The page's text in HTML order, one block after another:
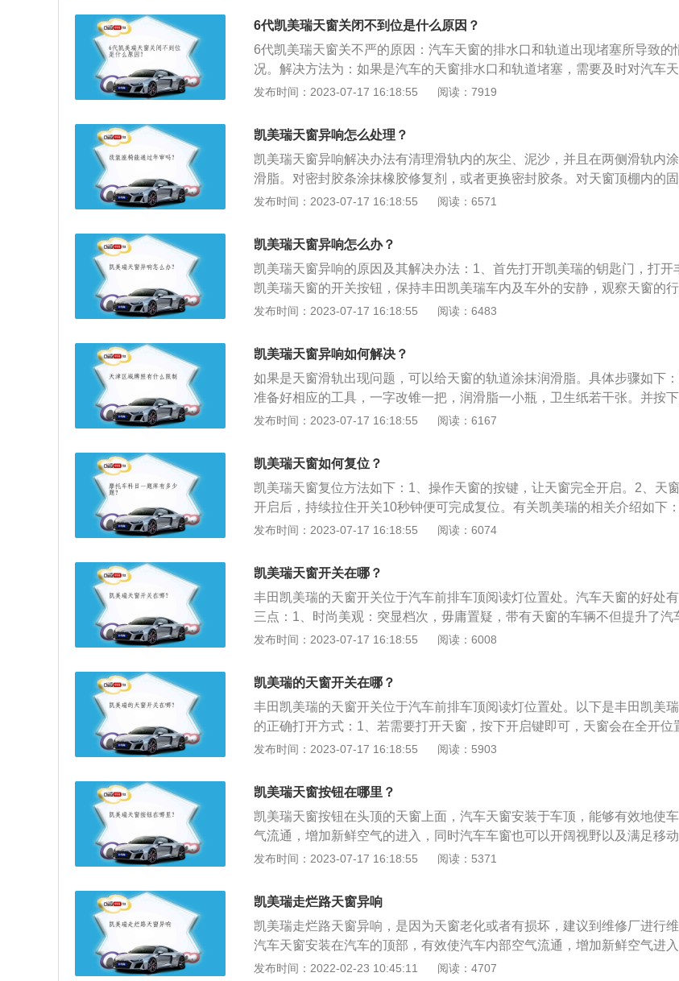
开，擦干边缘残留的水分。并且在洗车的过程中，避免用高压水枪将水柱直
准密封圈。这样不仅容易是密封圈在高压水柱的压力下变形而是车内进水，
在一定程度上损坏密封圈。
右两侧滑轨中涂抹。3、螺丝松动：螺丝松动会导致的顶棚异响和天窗异响
至存在天窗脱落隐患，拧紧天窗螺丝即可。
6代凯美瑞天窗关闭不到位是什么原因？
6代凯美瑞天窗关不严的原因：汽车天窗的排水口和轨道出现堵塞所导致的
况。解决方法为：如果是汽车的天窗排水口和轨道堵塞，需要及时对汽车
排水孔和轨道进行清理即可解决汽车天窗关不上的问题，如果还没有解决，
驶注意：当汽车驾驶在相当颠簸的道路上行驶时，尽量不要打开天窗，道路
可能会引起滑轨与天窗间的部件变形，甚至会损坏电机。2、冬天开窗注意
天温度较低，天窗容易结冰，密封条也可能会变硬，贸然打开天窗，电机
载过大而损坏，建议先打开暖风，等天窗上的冰溶化后进而打开，可以有
护天窗及电机。3、在洗车时注意：不要用高压水枪直接对准密封圈，密封
发布时间：2023-07-17 16:18:55 阅读：7919
凯美瑞天窗异响怎么处理？
凯美瑞天窗异响解决办法有清理滑轨内的灰尘、泥沙，并且在两侧滑轨内
滑脂。对密封胶条涂抹橡胶修复剂，或者更换密封胶条。对天窗顶棚内的
栓等相关部件进行紧固。凯美瑞汽车的介绍：1、车身尺寸方面：长是
是593升。2、动力方面：搭载了2.0L发动机，最大功率是131千瓦，最大功
速是每分钟6600转，最大扭矩是210牛米，最大扭矩转速是每分钟4400到
转。
发布时间：2023-07-17 16:18:55 阅读：6571
凯美瑞天窗异响怎么办？
凯美瑞天窗异响的原因及其解决办法：1、首先打开凯美瑞的钥匙门，打开
凯美瑞天窗的开关按钮，保持丰田凯美瑞车内及车外的安静，观察天窗的
迹，看看有没有明显的上下起伏，如果有，那么应该是部件老化，这种问题
聆听天窗的异响究竟出现在什么地方，在行驶到哪个地方时出现的异响，把
问题的地方找好。
发布时间：2023-07-17 16:18:55 阅读：6483
凯美瑞天窗异响如何解决？
如果是天窗滑轨出现问题，可以给天窗的轨道涂抹润滑脂。具体步骤如下：
准备好相应的工具，一字改锥一把，润滑脂一小瓶，卫生纸若干张。并按
开关按钮，将天窗打开。打开丰田凯美瑞的天窗，观察一下，会有很多的尘
一下是不是很轻松，没有那种紧致感，如果有，则需要在凹槽里涂上一些润
脂。2、用卫生纸将天窗左右的滑轨擦干净，由于长时间的使用，滑轨上难
有一些杂物颗粒，天窗在滑轨中行驶，就会与这些杂物摩擦，进而产生异
以一定要保持滑轨的洁净。打开润滑脂，在天窗的左右两侧滑轨中涂抹，注
之前检查好天窗异响的地方多涂抹一些，因为这里是摩擦最大的地方。3、
滑轨中，不要涂在外面，涂好之后，在天窗异响的地方再涂一次，保证这里
光滑。
发布时间：2023-07-17 16:18:55 阅读：6167
凯美瑞天窗如何复位？
凯美瑞天窗复位方法如下：1、操作天窗的按键，让天窗完全开启。2、天
开启后，持续拉住开关10秒钟便可完成复位。有关凯美瑞的相关介绍如下：
外观方面，凯美瑞拥有豪华版、运动版双造型设计，这两种设计风格均源自
Y型曲线。车内软性内饰表面及金属饰板均采用高级材料，在仪表装饰板和
3、配置方面，凯美瑞搭载了丰田最新的Toyota-Safety-Sense智行安全，包
S预碰撞安全系统、LDA车道偏离警示系统、AHB自动调节远光灯系统和
动态雷达巡航控制系统，提供更安全的驾驶辅助。
发布时间：2023-07-17 16:18:55 阅读：6074
凯美瑞天窗开关在哪？
丰田凯美瑞的天窗开关位于汽车前排车顶阅读灯位置处。汽车天窗的好处
三点：1、时尚美观：突显档次，毋庸置疑，带有天窗的车辆不但提升了汽
部环境的舒适性，也为车主带来惬意的生活享受。在使车辆更加时尚美观的
道，一旦车内人多或者有人吸烟时，车舱里的空气就会变得烟雾缭绕，浑浊
内的浑浊空气抽出去，有了天窗可以促进车内的空气流通，使有害气体更
发。3、降温节能：炎炎的夏日里，长时间在烈日下停靠的车辆，车舱内的
很容易达到60~70℃。面对车内的高温，打开天窗其实是比开空调降温更有
发布时间：2023-07-17 16:18:55 阅读：6008
凯美瑞的天窗开关在哪？
丰田凯美瑞的天窗开关位于汽车前排车顶阅读灯位置处。以下是丰田凯美
的正确打开方式：1、若需要打开天窗，按下开启键即可，天窗会在全开位
稍微停止，若需要完全打开天窗，需要再次按下开启键。想要关闭天窗，同
住“CLOSE”开关，随后天窗会关闭。再次按下开启键，等天窗全部开启后等
秒后再次关闭天窗并上倾一秒，最后将天窗完全关闭。3、如果天窗下倾后
倾，可以先停车，按住“UP”开关直至天窗移至上倾位置并停止。松开后再
按“UP”开关，此时天窗会在上倾位置停留10秒。然后将略微调节并暂停约
天窗将下倾、打开然后关闭。
发布时间：2023-07-17 16:18:55 阅读：5903
凯美瑞天窗按钮在哪里？
凯美瑞天窗按钮在头顶的天窗上面，汽车天窗安装于车顶，能够有效地使
气流通，增加新鲜空气的进入，同时汽车车窗也可以开阔视野以及满足移
摄像的拍摄需求。丰田凯美瑞是丰田旗下的一款中型轿车，其长宽高分别为
凯美瑞车型采用巨幅的梯形横条格栅，车身呈流线姿态，腰线更低，延长的
后部增加了后排头部空间，尾部采用双侧四排气管造型。
发布时间：2023-07-17 16:18:55 阅读：5371
凯美瑞走烂路天窗异响
凯美瑞走烂路天窗异响，是因为天窗老化或者有损坏，建议到维修厂进行维
汽车天窗安装在汽车的顶部，有效使汽车内部空气流通，增加新鲜空气进
内，而且汽车的车窗可以开阔车内的视野。一般汽车车窗主要安装在SUV车
发布时间：2022-02-23 10:45:11 阅读：4707